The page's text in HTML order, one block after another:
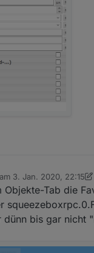
3. Jan. 2020, 22:15
von hsteinme 1.
Objekte-Tab die
dünn bis gar nicht